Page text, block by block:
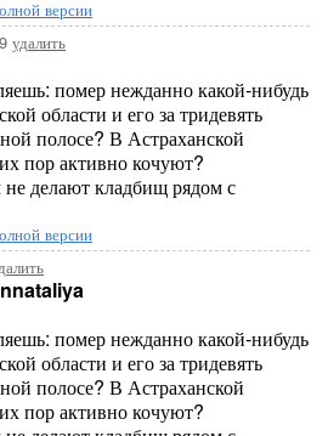
версии
удалить
помер нежданно какой-нибудь
области и его за тридевять
полосе? В Астраханской
пор активно кочуют?
делают кладбищ рядом с
версии
помер нежданно какой-нибудь
области и его за тридевять
полосе? В Астраханской
пор активно кочуют?